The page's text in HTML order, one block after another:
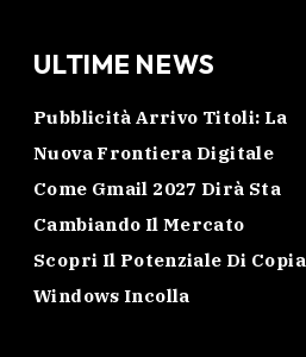
ULTIME NEWS
Pubblicità Arrivo Titoli: La
Nuova Frontiera Digitale
Come Gmail 2027 Dirà Sta
Cambiando Il Mercato
Scopri Il Potenziale Di Copia
Windows Incolla